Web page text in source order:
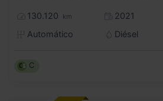
130.120 km
2021
Automático
Diésel
C